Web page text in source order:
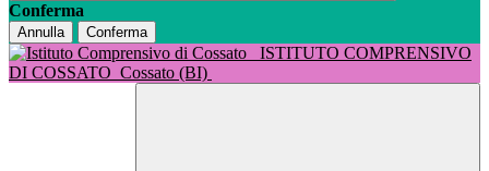
Conferma
Annulla Conferma
ISTITUTO COMPRENSIVO
DI COSSATO Cossato (BI)